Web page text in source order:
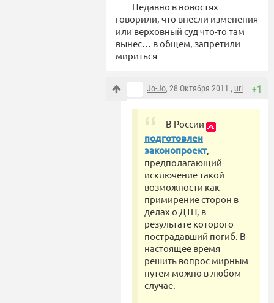
Недавно в новостях
говорили, что внесли изменения
или верховный суд что-то там
вынес… в общем, запретили
мириться
+1
Jo-Jo, 28 Октября 2011 , url
В России
подготовлен
законопроект,
предполагающий
исключение такой
возможности как
примирение сторон в
делах о ДТП, в
результате которого
пострадавший погиб. В
настоящее время
решить вопрос мирным
путем можно в любом
случае.